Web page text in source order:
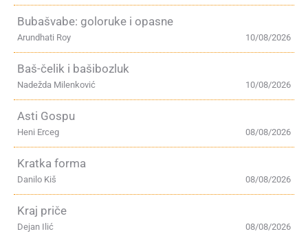
Bubašvabe: goloruke i opasne
10/08/2026
Arundhati Roy
Baš-čelik i bašibozluk
10/08/2026
Nadežda Milenković
Asti Gospu
08/08/2026
Heni Erceg
Kratka forma
08/08/2026
Danilo Kiš
Kraj priče
08/08/2026
Dejan Ilić